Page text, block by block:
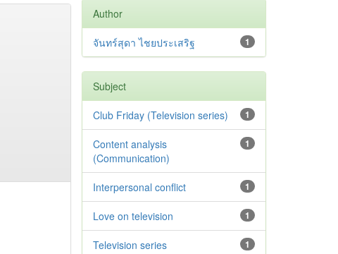
Author
1
จันทร์สุดา ไชยประเสริฐ
Subject
1
Club Friday (Television series)
1
Content analysis
(Communication)
1
Interpersonal conflict
1
Love on television
1
Television series